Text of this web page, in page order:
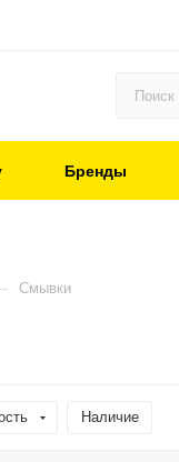
Бренды
Смывки
Наличие